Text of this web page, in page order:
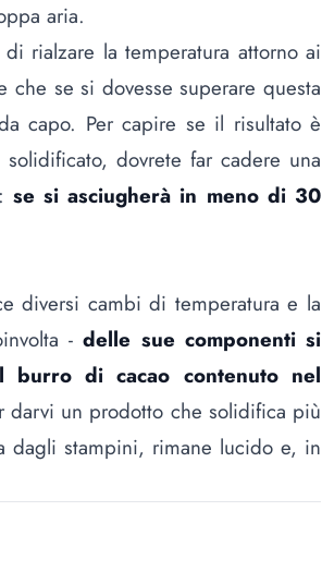
aria.
rialzare la temperatura attorno ai
se si dovesse superare questa
capo. Per capire se il risultato è
dovrete far cadere una
se si asciugherà in meno di 30
diversi cambi di temperatura e la
-delle sue componenti si
burro di cacao contenuto nel
darvi un prodotto che solidifica più
dagli stampini, rimane lucido e, in